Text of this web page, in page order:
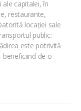
capitalei, în
restaurante,
locației sale
public:
este potrivită
de o